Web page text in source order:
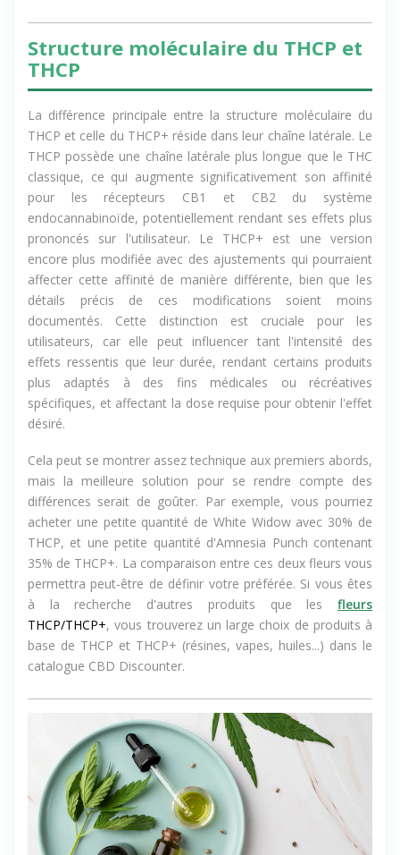
Structure moléculaire du THCP et
THCP
La différence principale entre la structure moléculaire du
THCP et celle du THCP+ réside dans leur chaîne latérale. Le
THCP possède une chaîne latérale plus longue que le THC
classique, ce qui augmente significativement son affinité
pour les récepteurs CB1 et CB2 du système
endocannabinoïde, potentiellement rendant ses effets plus
prononcés sur l'utilisateur. Le THCP+ est une version
encore plus modifiée avec des ajustements qui pourraient
affecter cette affinité de manière différente, bien que les
détails précis de ces modifications soient moins
documentés. Cette distinction est cruciale pour les
utilisateurs, car elle peut influencer tant l'intensité des
effets ressentis que leur durée, rendant certains produits
plus adaptés à des fins médicales ou récréatives
spécifiques, et affectant la dose requise pour obtenir l'effet
désiré.
Cela peut se montrer assez technique aux premiers abords,
mais la meilleure solution pour se rendre compte des
différences serait de goûter. Par exemple, vous pourriez
acheter une petite quantité de White Widow avec 30% de
THCP, et une petite quantité d'Amnesia Punch contenant
35% de THCP+. La comparaison entre ces deux fleurs vous
permettra peut-être de définir votre préférée. Si vous êtes
à la recherche d'autres produits que les fleurs
THCP/THCP+, vous trouverez un large choix de produits à
base de THCP et THCP+ (résines, vapes, huiles...) dans le
catalogue CBD Discounter.